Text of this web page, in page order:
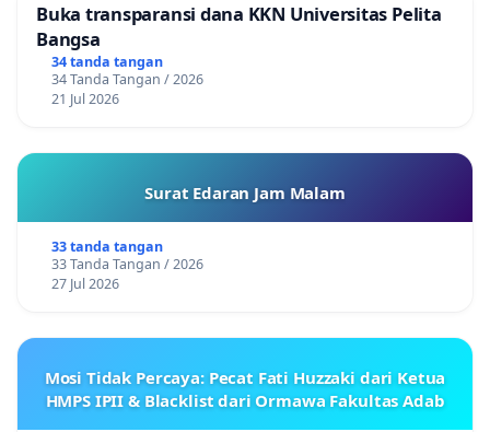
Buka transparansi dana KKN Universitas Pelita
Bangsa
34 tanda tangan
34 Tanda Tangan / 2026
21 Jul 2026
Surat Edaran Jam Malam
33 tanda tangan
33 Tanda Tangan / 2026
27 Jul 2026
Mosi Tidak Percaya: Pecat Fati Huzzaki dari Ketua
HMPS IPII & Blacklist dari Ormawa Fakultas Adab